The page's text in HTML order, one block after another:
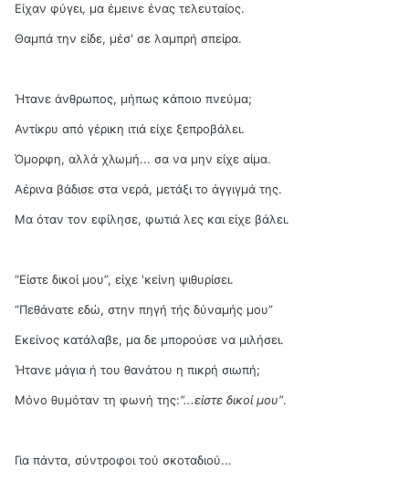
Είχαν φύγει, μα έμεινε ένας τελευταίος.
Θαμπά την είδε, μέσ' σε λαμπρή σπείρα.
Ήτανε άνθρωπος, μήπως κάποιο πνεύμα;
Αντίκρυ από γέρικη ιτιά είχε ξεπροβάλει.
Όμορφη, αλλά χλωμή... σα να μην είχε αίμα.
Αέρινα βάδισε στα νερά, μετάξι το άγγιγμά της.
Μα όταν τον εφίλησε, φωτιά λες και είχε βάλει.
“Είστε δικοί μου”, είχε 'κείνη ψιθυρίσει.
“Πεθάνατε εδώ, στην πηγή τής δύναμής μου”
Εκείνος κατάλαβε, μα δε μπορούσε να μιλήσει.
Ήτανε μάγια ή του θανάτου η πικρή σιωπή;
Μόνο θυμόταν τη φωνή της:”...είστε δικοί μου”.
Για πάντα, σύντροφοι τού σκοταδιού...